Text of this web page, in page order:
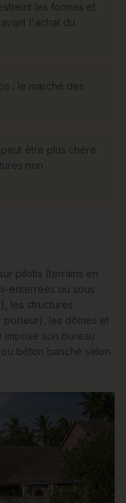
les formes et
l'achat du
: le marché des
être plus chère
non
pilotis (terrains en
enterrées ou sous
les structures
porteur), les dômes et
impose son bureau
béton banché selon